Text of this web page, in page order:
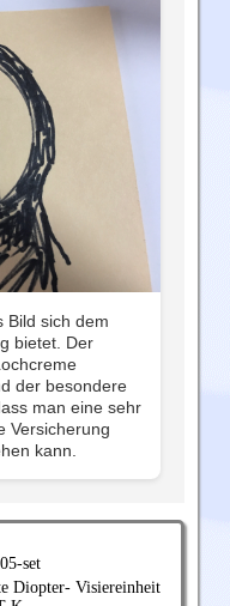
Bild sich dem
bietet. Der
der besondere
man eine sehr
Versicherung
kann.
set
Diopter- Visiereinheit